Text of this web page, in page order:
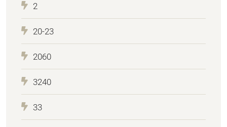
2
20-23
2060
3240
33